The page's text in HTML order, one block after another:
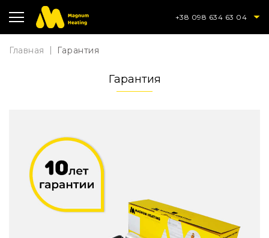
+38 098 634 63 04
Главная Гарантия
Гарантия